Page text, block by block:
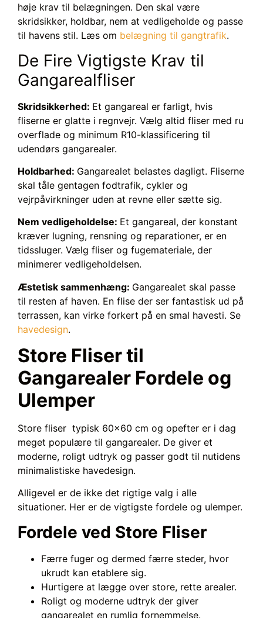
høje krav til belægningen. Den skal være
skridsikker, holdbar, nem at vedligeholde og passe
til havens stil. Læs om belægning til gangtrafik.
De Fire Vigtigste Krav til
Gangarealfliser
Skridsikkerhed: Et gangareal er farligt, hvis
fliserne er glatte i regnvejr. Vælg altid fliser med ru
overflade og minimum R10-klassificering til
udendørs gangarealer.
Holdbarhed: Gangarealet belastes dagligt. Fliserne
skal tåle gentagen fodtrafik, cykler og
vejrpåvirkninger uden at revne eller sætte sig.
Nem vedligeholdelse: Et gangareal, der konstant
kræver lugning, rensning og reparationer, er en
tidssluger. Vælg fliser og fugemateriale, der
minimerer vedligeholdelsen.
Æstetisk sammenhæng: Gangarealet skal passe
til resten af haven. En flise der ser fantastisk ud på
terrassen, kan virke forkert på en smal havesti. Se
havedesign.
Store Fliser til
Gangarealer Fordele og
Ulemper
Store fliser typisk 60×60 cm og opefter er i dag
meget populære til gangarealer. De giver et
moderne, roligt udtryk og passer godt til nutidens
minimalistiske havedesign.
Alligevel er de ikke det rigtige valg i alle
situationer. Her er de vigtigste fordele og ulemper.
Fordele ved Store Fliser
Færre fuger og dermed færre steder, hvor
ukrudt kan etablere sig.
Hurtigere at lægge over store, rette arealer.
Roligt og moderne udtryk der giver
gangarealet en rumlig fornemmelse.